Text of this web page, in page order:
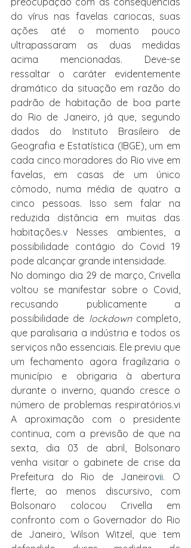
do vírus nas favelas cariocas, suas
ações até o momento pouco
ultrapassaram as duas medidas
acima mencionadas. Deve-se
ressaltar o caráter evidentemente
dramático da situação em razão do
padrão de habitação de boa parte
do Rio de Janeiro, já que, segundo
dados do Instituto Brasileiro de
Geografia e Estatística (IBGE), um em
cada cinco moradores do Rio vive em
favelas, em casas de um único
cômodo, numa média de quatro a
cinco pessoas. Isso sem falar na
reduzida distância em muitas das
habitações.v Nesses ambientes, a
possibilidade contágio do Covid 19
pode alcançar grande intensidade.
No domingo dia 29 de março, Crivella
voltou se manifestar sobre o Covid,
recusando publicamente a
possibilidade de lockdown completo,
que paralisaria a indústria e todos os
serviços não essenciais. Ele previu que
um fechamento agora fragilizaria o
município e obrigaria à abertura
durante o inverno, quando cresce o
número de problemas respiratórios.vi
A aproximação com o presidente
continua, com a previsão de que na
sexta, dia 03 de abril, Bolsonaro
venha visitar o gabinete de crise da
Prefeitura do Rio de Janeirovii. O
flerte, ao menos discursivo, com
Bolsonaro colocou Crivella em
confronto com o Governador do Rio
de Janeiro, Wilson Witzel, que tem